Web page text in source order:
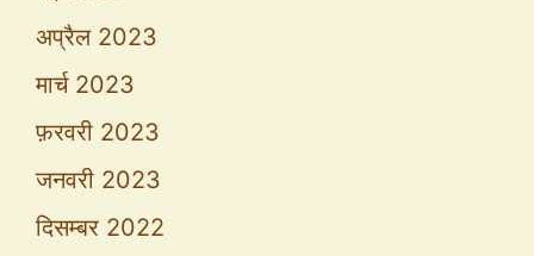
अप्रैल 2023
मार्च 2023
फ़रवरी 2023
जनवरी 2023
दिसम्बर 2022